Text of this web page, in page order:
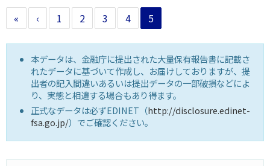
« ‹ 1 2 3 4 5
本データは、金融庁に提出された大量保有報告書に記載さ
れたデータに基づいて作成し、お届けしておりますが、提
出者の記入間違いあるいは提出データの一部破損などによ
り、実態と相違する場合もあり得ます。
正式なデータは必ずEDINET（http://disclosure.edinet-
fsa.go.jp/）でご確認ください。